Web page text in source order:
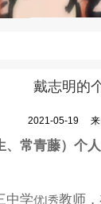
戴志明的
2021-05-19 来
、常青藤）个
中学优|秀教师